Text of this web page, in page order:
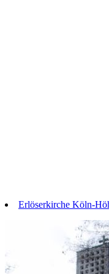
Erlöserkirche Köln-